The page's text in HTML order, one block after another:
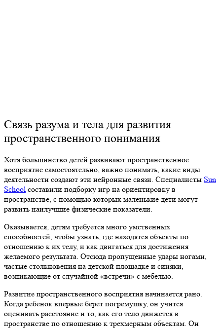
Связь разума и тела для развития
пространственного понимания
Хотя большинство детей развивают пространственное
восприятие самостоятельно, важно понимать, какие виды
деятельности создают эти нейронные связи. Специалисты Sun
Schoolсоставили подборку игр на ориентировку в
пространстве, с помощью которых маленькие дети могут
развить наилучшие физические показатели.
Оказывается, детям требуется много умственных
способностей, чтобы узнать, где находятся объекты по
отношению к их телу, и как двигаться для достижения
желаемого результата. Отсюда пропущенные удары ногами,
частые столкновения на детской площадке и синяки,
возникающие от случайной «встречи» с мебелью.
Развитие пространственного восприятия начинается рано.
Когда ребенок впервые берет погремушку, он учится
оценивать расстояние и то, как его тело движется в
пространстве по отношению к трехмерным объектам. Он